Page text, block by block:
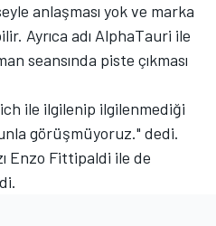
anlaşması yok ve marka
Ayrıca adı AlphaTauri ile
seansında piste çıkması
ile ilgilenip ilgilenmediği
görüşmüyoruz." dedi.
Enzo Fittipaldi ile de